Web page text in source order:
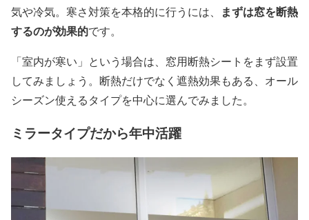
気や冷気。寒さ対策を本格的に行うには、
まずは窓を断熱
するのが効果的です。
「室内が寒い」という場合は、窓用断熱シートをまず設置
してみましょう。断熱だけでなく遮熱効果もある、オール
シーズン使えるタイプを中心に選んでみました。
ミラータイプだから年中活躍